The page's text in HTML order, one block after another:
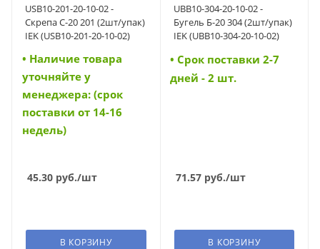
USB10-201-20-10-02 -
Скрепа С-20 201 (2шт/упак)
IEK (USB10-201-20-10-02)
• Наличие товара
уточняйте у
менеджера: (срок
поставки от 14-16
недель)
45.30 руб./шт
В КОРЗИНУ
UBB10-304-20-10-02 -
Бугель Б-20 304 (2шт/упак)
IEK (UBB10-304-20-10-02)
• Cрок поставки 2-7
дней - 2 шт.
71.57руб./шт
В КОРЗИНУ